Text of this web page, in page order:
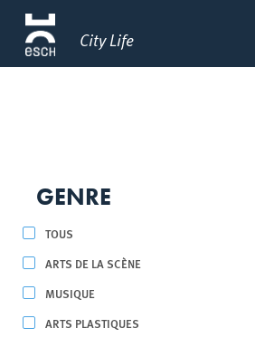
City Life
GENRE
TOUS
ARTS DE LA SCÈNE
MUSIQUE
ARTS PLASTIQUES